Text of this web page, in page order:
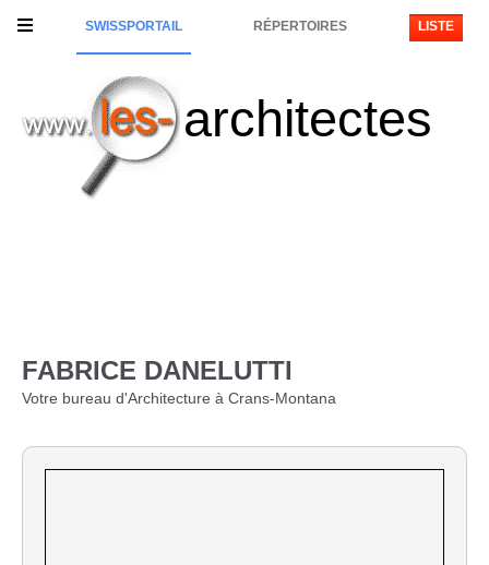
SWISSPORTAIL RÉPERTOIRES LISTE
architectes
FABRICE DANELUTTI
Votre bureau d'Architecture à Crans-Montana